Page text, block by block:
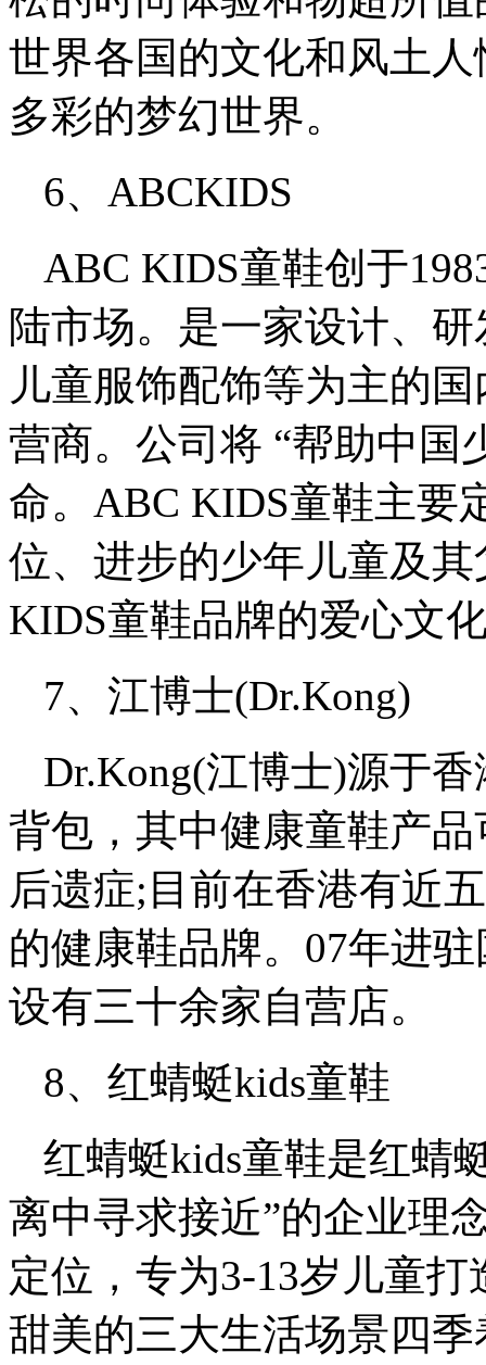
世界各国的文化和风土
多彩的梦幻世界。
6、ABCKIDS
ABC KIDS童鞋创于
陆市场。是一家设计、
儿童服饰配饰等为主的
营商。公司将 “帮助中国
命。ABC KIDS童鞋主要
位、进步的少年儿童及
KIDS童鞋品牌的爱心文
7、江博士(Dr.Kong)
Dr.Kong(江博士)源于
背包，其中健康童鞋产
后遗症;目前在香港有近
的健康鞋品牌。07年进
设有三十余家自营店。
8、红蜻蜓kids童鞋
红蜻蜓kids童鞋是红蜻
离中寻求接近”的企业理
定位，专为3-13岁儿童
甜美的三大生活场景四